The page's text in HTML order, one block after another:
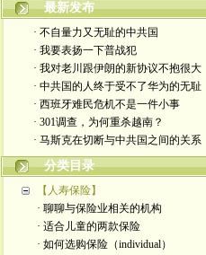
最新发布
· 不自量力又无耻的中共国
· 我要表扬一下普战犯
· 我对老川跟伊朗的新协议不抱很大
· 中共国的人终于受不了华为的无耻
· 西班牙难民危机不是一件小事
· 301调查，为何重杀越南？
· 马斯克在切断与中共国之间的关系
分类目录
【人寿保险】
· 聊聊与保险业相关的机构
· 适合儿童的两款保险
· 如何选购保险（individual）